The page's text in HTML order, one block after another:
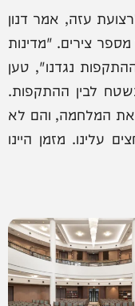
עזה, אמר דנון
צירים. "מדינות
נגדנו", טען
לבין ההתקפות.
את המלחמה, והם לא
עלינו. מזמן היינו